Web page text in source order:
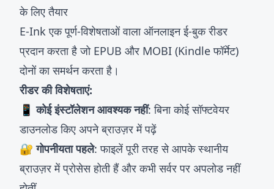
के लिए तैयार
E-Ink एक पूर्ण-विशेषताओं वालाऑनलाइन ई-बुक रीडर
प्रदान करता है जो EPUB और MOBI (Kindle फॉर्मेट)
दोनों का समर्थन करता है।
रीडर की विशेषताएं:
📱 कोई इंस्टॉलेशन आवश्यक नहीं: बिना कोई सॉफ्टवेयर
डाउनलोड किए अपने ब्राउज़र में पढ़ें
🔐 गोपनीयता पहले: फाइलें पूरी तरह से आपके स्थानीय
ब्राउज़र में प्रोसेस होती हैं और कभी सर्वर पर अपलोड नहीं